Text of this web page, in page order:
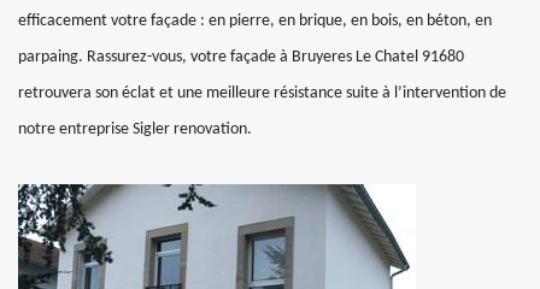
efficacement votre façade : en pierre, en brique, en bois, en béton, en
parpaing. Rassurez-vous, votre façade à Bruyeres Le Chatel 91680
retrouvera son éclat et une meilleure résistance suite à l’intervention de
notre entreprise Sigler renovation.